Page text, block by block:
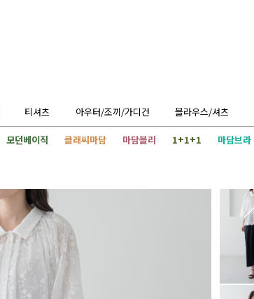
티셔츠 아우터/조끼/가디건 블라우스/셔츠
모던베이직 클래씨마담 마담블리 1+1+1 마담브라